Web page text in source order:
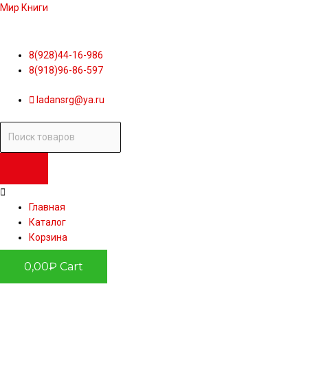
Мир Книги
8(928)44-16-986
8(918)96-86-597
ladansrg@ya.ru
товаров
Главная
Каталог
Корзина
0,00₽ Cart